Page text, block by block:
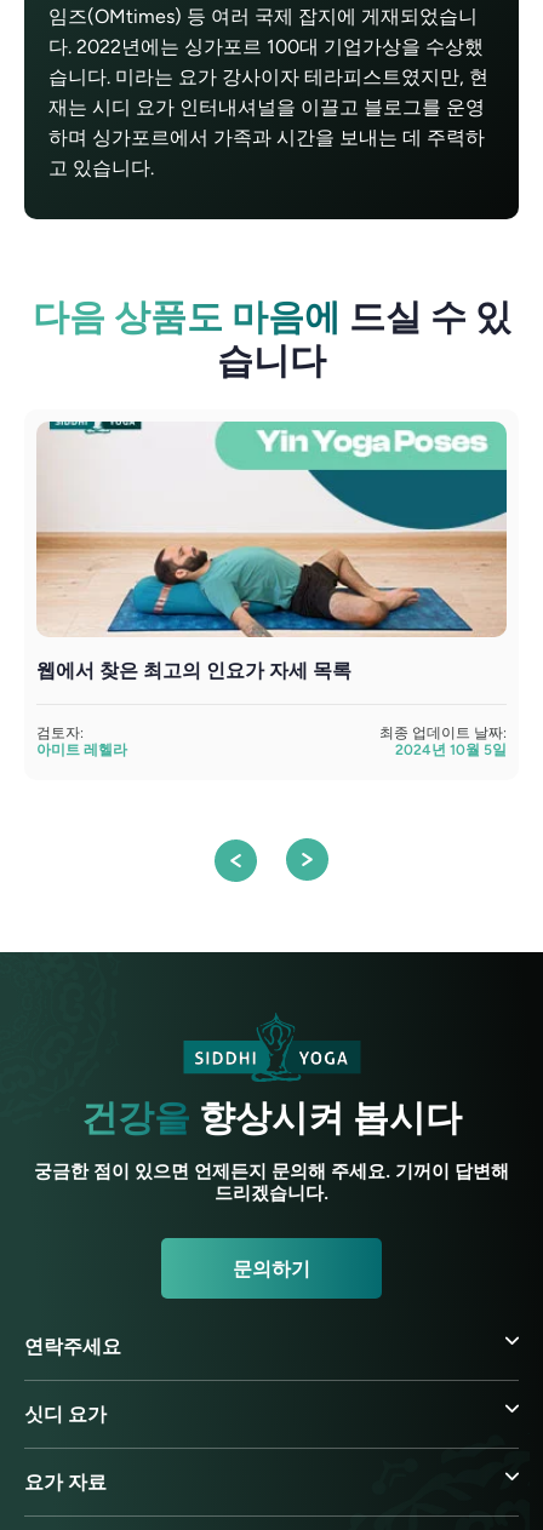
임즈(OMtimes) 등 여러 국제 잡지에 게재되었습니
다. 2022년에는 싱가포르 100대 기업가상을 수상했
습니다. 미라는 요가 강사이자 테라피스트였지만, 현
재는 시디 요가 인터내셔널을 이끌고 블로그를 운영
하며 싱가포르에서 가족과 시간을 보내는 데 주력하
고 있습니다.
다음 상품도 마음에 드실 수 있
습니다
웹에서 찾은 최고의 인요가 자세 목록
검토자:
아미트 레헬라
최종 업데이트 날짜:
2024년 10월 5일
건강을 향상시켜 봅시다
궁금한 점이 있으면 언제든지 문의해 주세요. 기꺼이 답변해
드리겠습니다.
문의하기
연락주세요
싯디 요가
요가 자료